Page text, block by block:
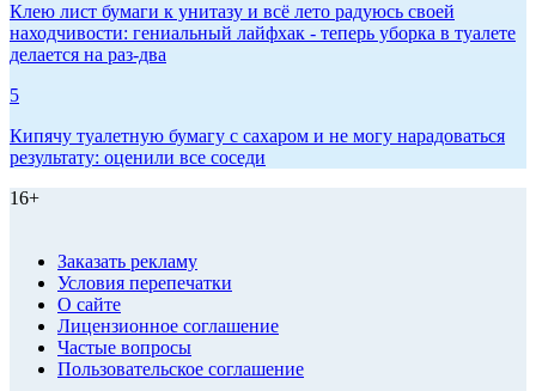
Клею лист бумаги к унитазу и всё лето радуюсь своей
находчивости: гениальный лайфхак - теперь уборка в туалете
делается на раз-два
5
Кипячу туалетную бумагу с сахаром и не могу нарадоваться
результату: оценили все соседи
16+
Заказать рекламу
Условия перепечатки
О сайте
Лицензионное соглашение
Частые вопросы
Пользовательское соглашение